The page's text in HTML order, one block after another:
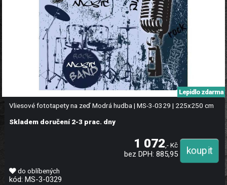
Vliesové fototapety na zeď Modrá hudba | MS-3-0329 | 225x250 cm
Lepidlo zdarma
Skladem doručení 2-3 prac. dny
1 072,- Kč
bez DPH: 885,95
do oblíbených
kód: MS-3-0329